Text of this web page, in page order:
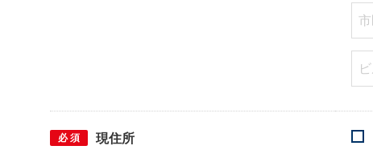
必 須 現住所